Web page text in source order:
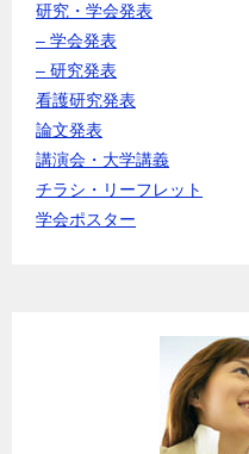
研究・学会発表
– 学会発表
– 研究発表
看護研究発表
論文発表
講演会・大学講義
チラシ・リーフレット
学会ポスター